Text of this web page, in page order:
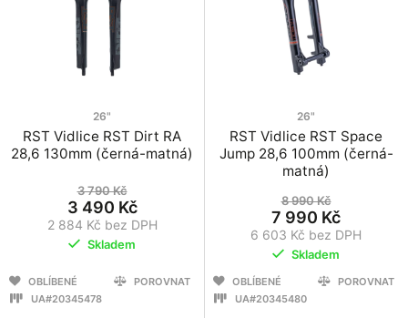
26"
RST Vidlice RST Dirt RA
28,6 130mm (černá-matná)
3 790 Kč
3 490 Kč
2 884 Kč bez DPH
Skladem
OBLÍBENÉ
POROVNAT
UA#20345478
26"
RST Vidlice RST Space
Jump 28,6 100mm (černá-
matná)
8 990 Kč
7 990 Kč
6 603 Kč bez DPH
Skladem
OBLÍBENÉ
POROVNAT
UA#20345480